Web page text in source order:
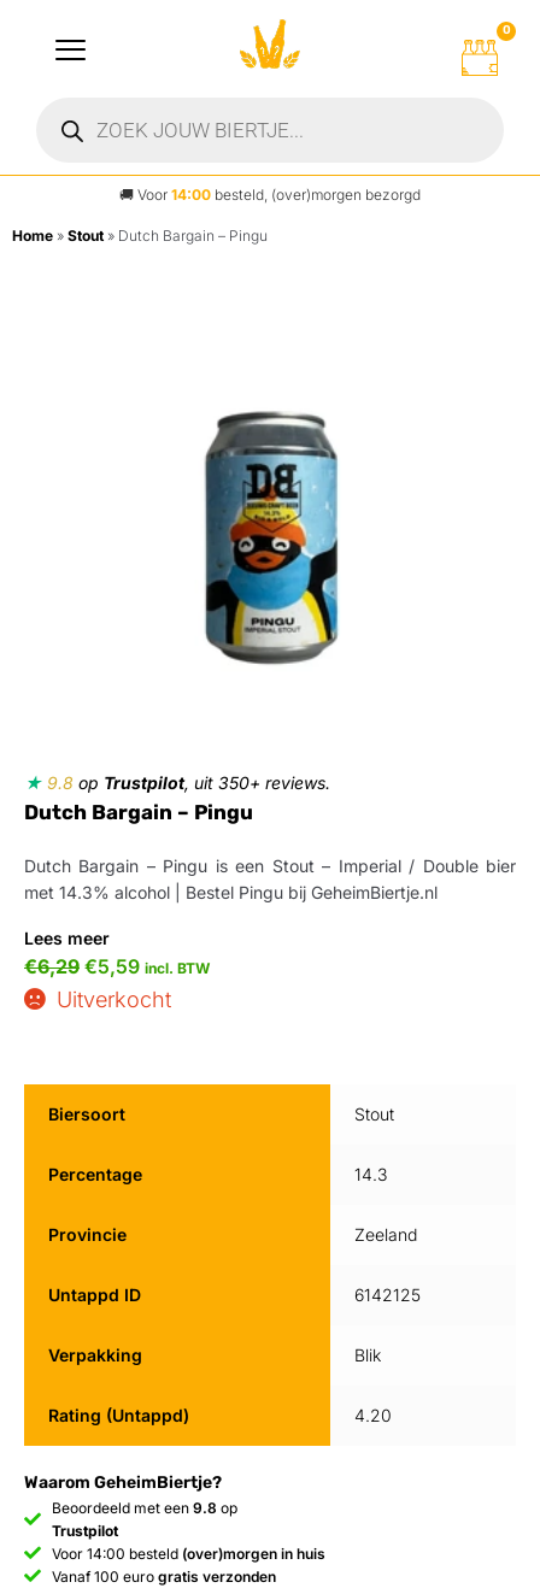
0
🚚 Voor 14:00 besteld, (over)morgen bezorgd
Home » Stout» Dutch Bargain – Pingu
★ 9.8 op Trustpilot, uit 350+ reviews.
Dutch Bargain – Pingu
Dutch Bargain – Pingu is een Stout – Imperial / Double bier
met 14.3% alcohol | Bestel Pingu bij GeheimBiertje.nl
Lees meer
€6,29 €5,59 incl. BTW
Uitverkocht
Waarom GeheimBiertje?
Beoordeeld met een 9.8 op
Trustpilot
Voor 14:00 besteld (over)morgen in huis
Vanaf 100 euro gratis verzonden
Biersoort Stout
Percentage 14.3
Provincie Zeeland
Untappd ID 6142125
Verpakking Blik
Rating (Untappd) 4.20